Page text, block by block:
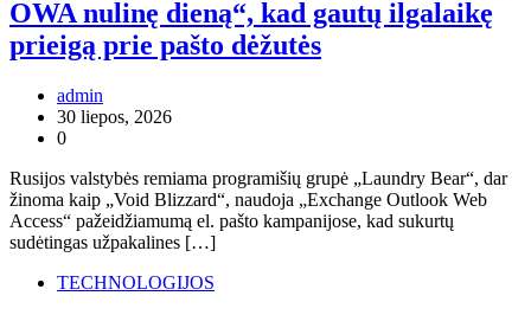
OWA nulinę dieną“, kad gautų ilgalaikę
prieigą prie pašto dėžutės
admin
30 liepos, 2026
0
Rusijos valstybės remiama programišių grupė „Laundry Bear“, dar
žinoma kaip „Void Blizzard“, naudoja „Exchange Outlook Web
Access“ pažeidžiamumą el. pašto kampanijose, kad sukurtų
sudėtingas užpakalines […]
TECHNOLOGIJOS